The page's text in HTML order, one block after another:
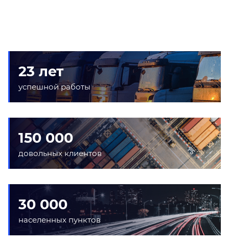
23 лет
успешной работы
150 000
довольных клиентов
30 000
населенных пунктов